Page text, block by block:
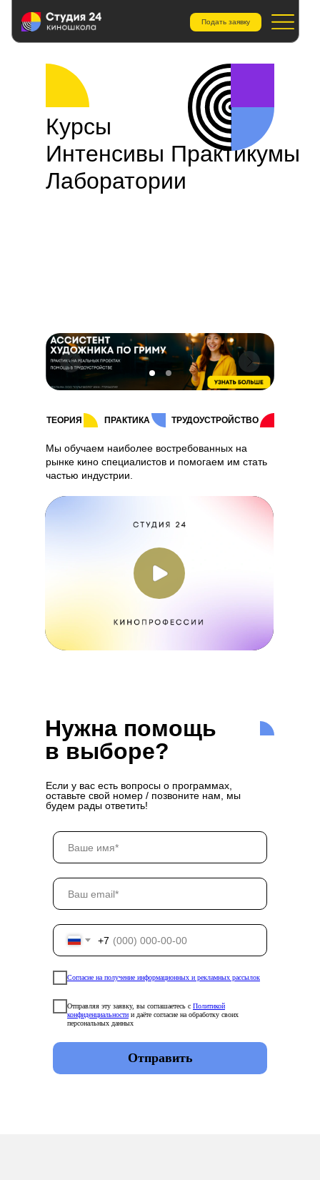
Подать заявку
Курсы
Интенсивы Практикумы
Лаборатории
Мы обучаем наиболее востребованных на
рынке кино специалистов и помогаем им стать
частью индустрии.
ТРУДОУСТРОЙСТВО
ПРАКТИКА
ТЕОРИЯ
Нужна помощь
в выборе?
Если у вас есть вопросы о программах,
оставьте свой номер / позвоните нам, мы
будем рады ответить!
+7
Согласие на получение информационных и рекламных рассылок
Отправляя эту заявку, вы соглашаетесь с Политикой
конфиденциальности и даёте согласие на обработку своих
персональных данных
Отправить